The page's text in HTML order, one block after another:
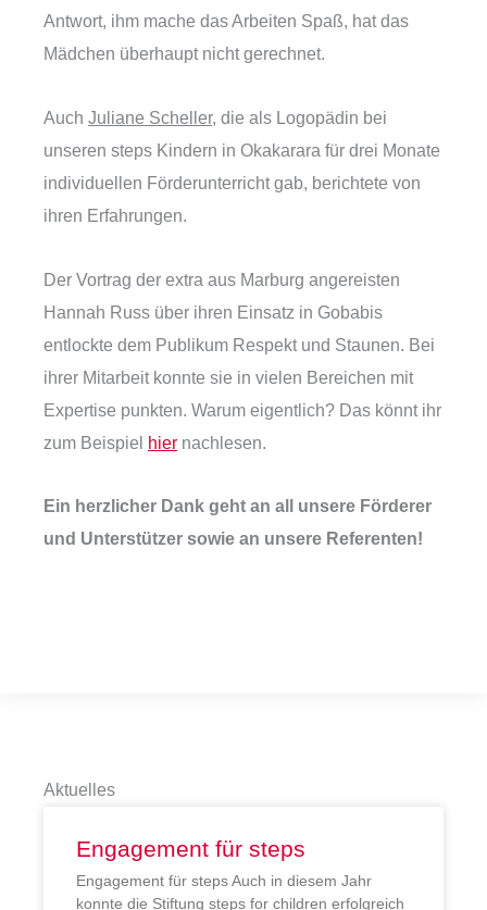
Antwort, ihm mache das Arbeiten Spaß, hat das
Mädchen überhaupt nicht gerechnet.
Auch Juliane Scheller, die als Logopädin bei
unseren steps Kindern in Okakarara für drei Monate
individuellen Förderunterricht gab, berichtete von
ihren Erfahrungen.
Der Vortrag der extra aus Marburg angereisten
Hannah Russ über ihren Einsatz in Gobabis
entlockte dem Publikum Respekt und Staunen. Bei
ihrer Mitarbeit konnte sie in vielen Bereichen mit
Expertise punkten. Warum eigentlich? Das könnt ihr
zum Beispiel hier nachlesen.
Ein herzlicher Dank geht an all unsere Förderer
und Unterstützer sowie an unsere Referenten!
Aktuelles
Engagement für steps
Engagement für steps Auch in diesem Jahr
konnte die Stiftung steps for children erfolgreich